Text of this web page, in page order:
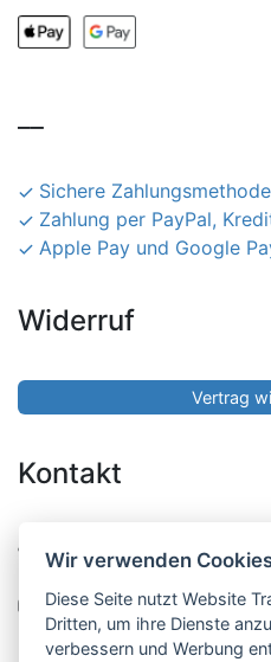
Sichere
Zahlung per PayPal,
Apple Pay und Google
Widerruf
Vertrag
Kontakt
Pucher Straße 10,
08141-12269
shop@englschalk.de
Wir verwenden
Diese Seite nutzt Website
Dritten, um ihre Dienste
verbessern und Werbung